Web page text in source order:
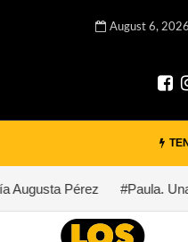
August 6, 2026
Pérez #Paula.